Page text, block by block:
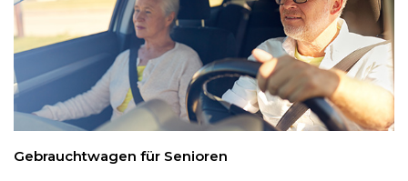
Gebrauchtwagen für Senioren